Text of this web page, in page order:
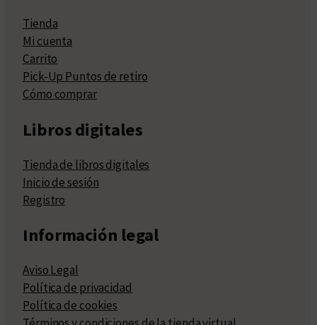
Tienda
Mi cuenta
Carrito
Pick-Up Puntos de retiro
Cómo comprar
Libros digitales
Tienda de libros digitales
Inicio de sesión
Registro
Información legal
Aviso Legal
Política de privacidad
Política de cookies